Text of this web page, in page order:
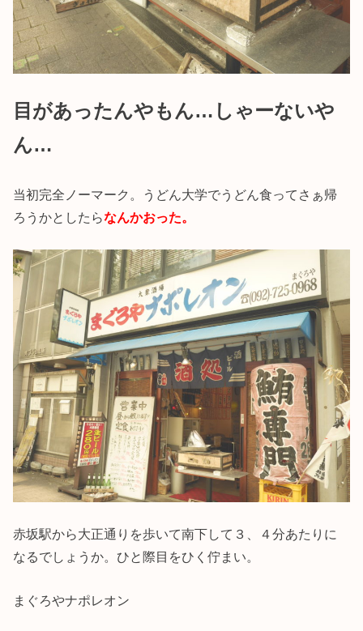
目があったんやもん…しゃーないや
ん…
当初完全ノーマーク。うどん大学でうどん食ってさぁ帰
ろうかとしたらなんかおった。
赤坂駅から大正通りを歩いて南下して３、４分あたりに
なるでしょうか。ひと際目をひく佇まい。
まぐろやナポレオン